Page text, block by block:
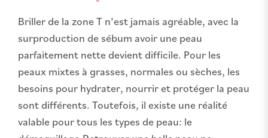
Briller de la zone T n’est jamais agréable, avec la
surproduction de sébum avoir une peau
parfaitement nette devient difficile. Pour les
peaux mixtes à grasses, normales ou sèches, les
besoins pour hydrater, nourrir et protéger la peau
sont différents. Toutefois, il existe une réalité
valable pour tous les types de peau: le